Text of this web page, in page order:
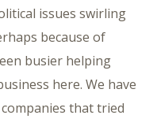
issues swirling
because of
busier helping
here. We have
that tried